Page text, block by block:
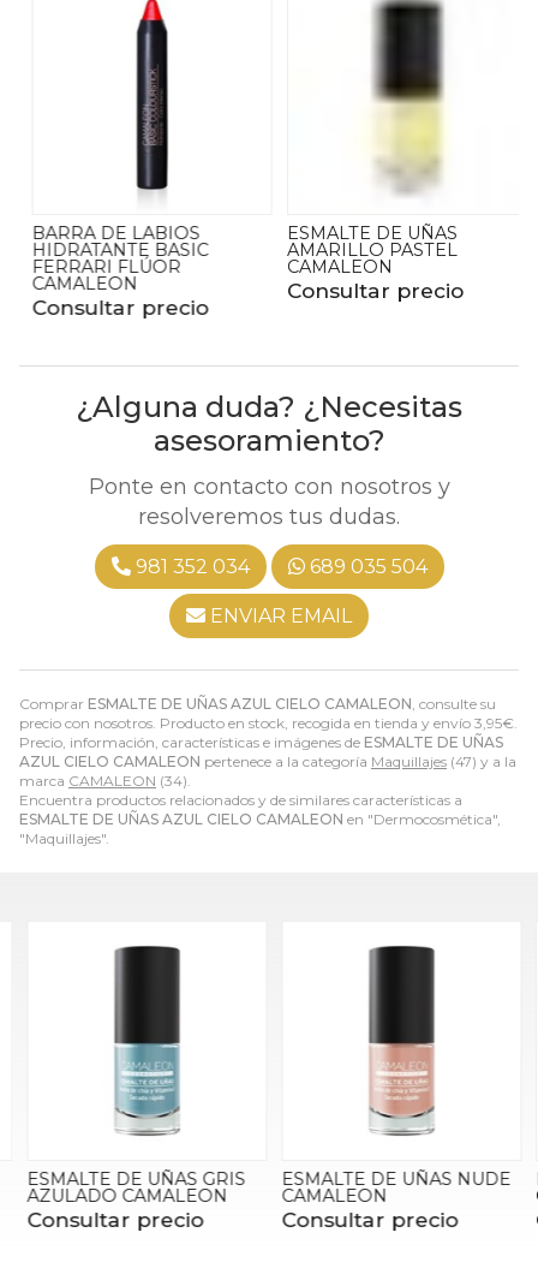
Comprar ESMALTE DE UÑAS AZUL CIELO CAMALEON , consulte su
precio con nosotros. Producto en stock, recogida en tienda y envío 3,95€
Precio, información, características e imágenes de ESMALTE DE UÑAS
AZUL CIELO CAMALEON pertenece a la categoría Maquillajes (47) y a la
marca CAMALEON (34).
Encuentra productos relacionados y de similares características a
ESMALTE DE UÑAS AZUL CIELO CAMALEON en "Dermocosmética",
"Maquillajes".
BARRA DE LABIOS
HIDRATANTE BASIC
FERRARI FLÚOR
CAMALEON
Consultar precio
ESMALTE DE UÑAS
AMARILLO PASTEL
CAMALEON
Consultar precio
¿Alguna duda? ¿Necesitas
asesoramiento?
Ponte en contacto con nosotros y
resolveremos tus dudas.
981 352 034 689 035 504
ENVIAR EMAIL
ESMALTE DE UÑAS GRIS
AZULADO CAMALEON
Consultar precio
ESMALTE DE UÑAS NUDE
CAMALEON
Consultar precio